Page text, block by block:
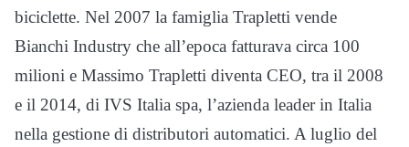
biciclette. Nel 2007 la famiglia Trapletti vende
Bianchi Industry che all’epoca fatturava circa 100
milioni e Massimo Trapletti diventa CEO, tra il 2008
e il 2014, di IVS Italia spa, l’azienda leader in Italia
nella gestione di distributori automatici. A luglio del